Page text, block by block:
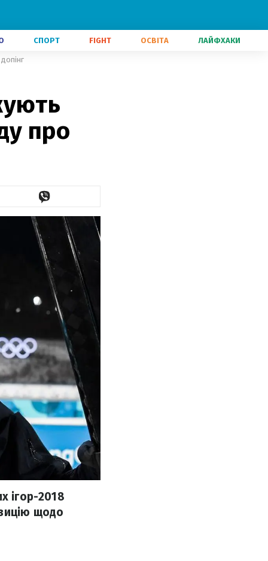
СПОРТ FIGHT ОСВІТА ЛАЙФХАКИ
про
ігор-2018
щодо